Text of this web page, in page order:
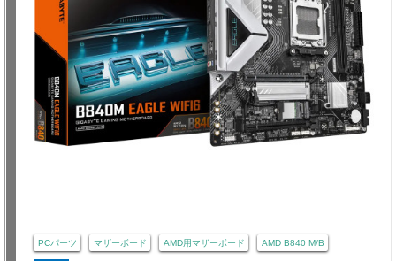
PCパーツ マザーボード AMD用マザーボード AMD B840 M/B